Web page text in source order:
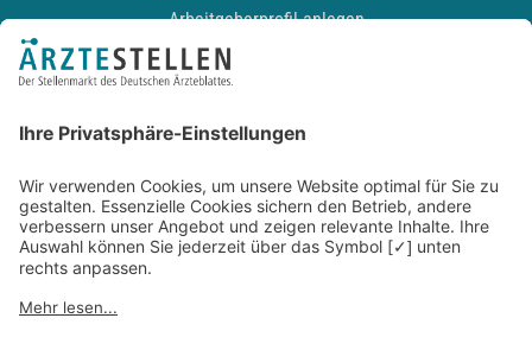
Arbeitgeberprofil anlegen
Recruiting-Podcast
Kontakt
Datenschutz
Newsletter